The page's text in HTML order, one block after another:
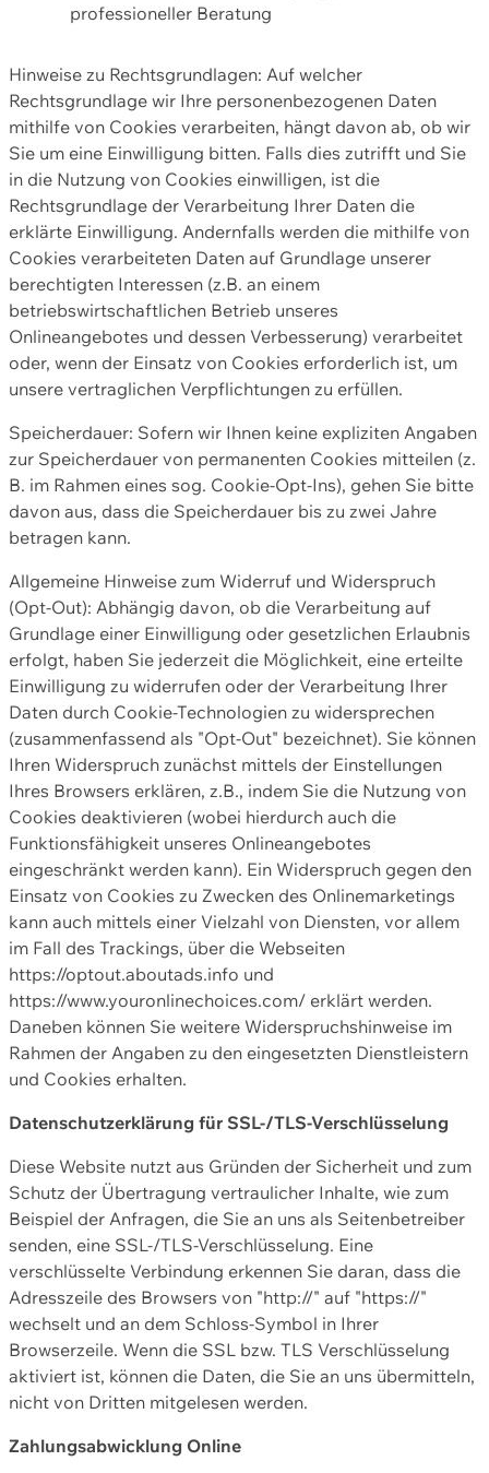
professioneller Beratung
Hinweise zu Rechtsgrundlagen: Auf welcher
Rechtsgrundlage wir Ihre personenbezogenen Daten
mithilfe von Cookies verarbeiten, hängt davon ab, ob wir
Sie um eine Einwilligung bitten. Falls dies zutrifft und Sie
in die Nutzung von Cookies einwilligen, ist die
Rechtsgrundlage der Verarbeitung Ihrer Daten die
erklärte Einwilligung. Andernfalls werden die mithilfe von
Cookies verarbeiteten Daten auf Grundlage unserer
berechtigten Interessen (z.B. an einem
betriebswirtschaftlichen Betrieb unseres
Onlineangebotes und dessen Verbesserung) verarbeitet
oder, wenn der Einsatz von Cookies erforderlich ist, um
unsere vertraglichen Verpflichtungen zu erfüllen.
Speicherdauer: Sofern wir Ihnen keine expliziten Angaben
zur Speicherdauer von permanenten Cookies mitteilen (z.
B. im Rahmen eines sog. Cookie-Opt-Ins), gehen Sie bitte
davon aus, dass die Speicherdauer bis zu zwei Jahre
betragen kann.
Allgemeine Hinweise zum Widerruf und Widerspruch
(Opt-Out): Abhängig davon, ob die Verarbeitung auf
Grundlage einer Einwilligung oder gesetzlichen Erlaubnis
erfolgt, haben Sie jederzeit die Möglichkeit, eine erteilte
Einwilligung zu widerrufen oder der Verarbeitung Ihrer
Daten durch Cookie-Technologien zu widersprechen
(zusammenfassend als "Opt-Out" bezeichnet). Sie können
Ihren Widerspruch zunächst mittels der Einstellungen
Ihres Browsers erklären, z.B., indem Sie die Nutzung von
Cookies deaktivieren (wobei hierdurch auch die
Funktionsfähigkeit unseres Onlineangebotes
eingeschränkt werden kann). Ein Widerspruch gegen den
Einsatz von Cookies zu Zwecken des Onlinemarketings
kann auch mittels einer Vielzahl von Diensten, vor allem
im Fall des Trackings, über die Webseiten
https://optout.aboutads.info und
https://www.youronlinechoices.com/ erklärt werden.
Daneben können Sie weitere Widerspruchshinweise im
Rahmen der Angaben zu den eingesetzten Dienstleistern
und Cookies erhalten.
Datenschutzerklärung für SSL-/TLS-Verschlüsselung
Diese Website nutzt aus Gründen der Sicherheit und zum
Schutz der Übertragung vertraulicher Inhalte, wie zum
Beispiel der Anfragen, die Sie an uns als Seitenbetreiber
senden, eine SSL-/TLS-Verschlüsselung. Eine
verschlüsselte Verbindung erkennen Sie daran, dass die
Adresszeile des Browsers von "http://" auf "https://"
wechselt und an dem Schloss-Symbol in Ihrer
Browserzeile. Wenn die SSL bzw. TLS Verschlüsselung
aktiviert ist, können die Daten, die Sie an uns übermitteln,
nicht von Dritten mitgelesen werden.
Zahlungsabwicklung Online